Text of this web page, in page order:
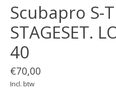
Scubapro S-
STAGESET.
40
€70,00
Incl. btw